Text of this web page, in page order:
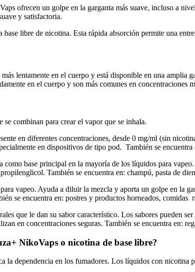
ofrecen un golpe en la garganta más suave, incluso a
y satisfactoria.
libre de nicotina. Esta rápida absorción permite una
lentamente en el cuerpo y está disponible en una amplia
en el cuerpo y son más comunes en concentraciones
combinan para crear el vapor que se inhala.
en diferentes concentraciones, desde 0 mg/ml (sin
en dispositivos de tipo pod. También se
base principal en la mayoría de los líquidos para
También se encuentra en: champú, pasta de
vapeo. Ayuda a diluir la mezcla y aporta un golpe en la
se encuentra en: postres y productos horneados, comidas
que le dan su sabor característico. Los sabores pueden
en concentraciones seguras. También se encuentra en:
NikoVaps o nicotina de base libre?
dependencia en los fumadores. Los líquidos con nicotina